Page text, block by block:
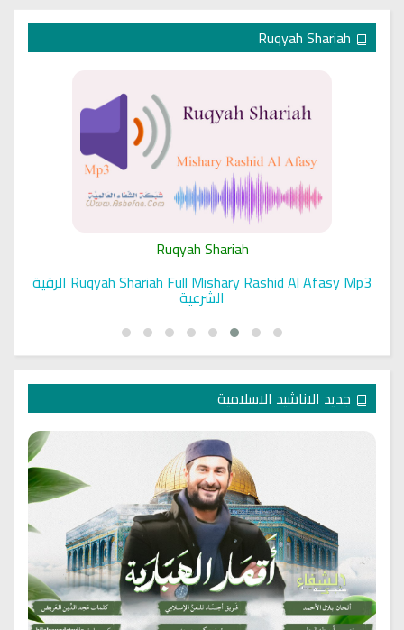
Ruqyah Shariah
Ruqyah Shariah Full Mishary Rashid Al Afasy Mp3 الرقية
الشرعية
جديد الاناشيد الاسلامية